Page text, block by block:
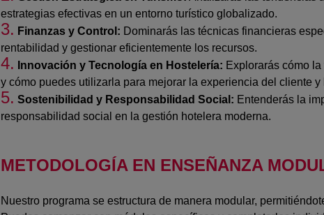
"Harás prácticas en las
mejores empresas del
aquí!"
"Docentes de
una gran
estrategias efectivas en un entorno turístico globalizado.
3. Finanzas y Control: Dominarás las técnicas financieras
rentabilidad y gestionar eficientemente los recursos.
4. Innovación y Tecnología en Hostelería: Explorarás cómo
y cómo puedes utilizarla para mejorar la experiencia del cliente
5. Sostenibilidad y Responsabilidad Social: Entenderás la
responsabilidad social en la gestión hotelera moderna.
METODOLOGÍA EN ENSEÑANZA
Nuestro programa se estructura de manera modular,